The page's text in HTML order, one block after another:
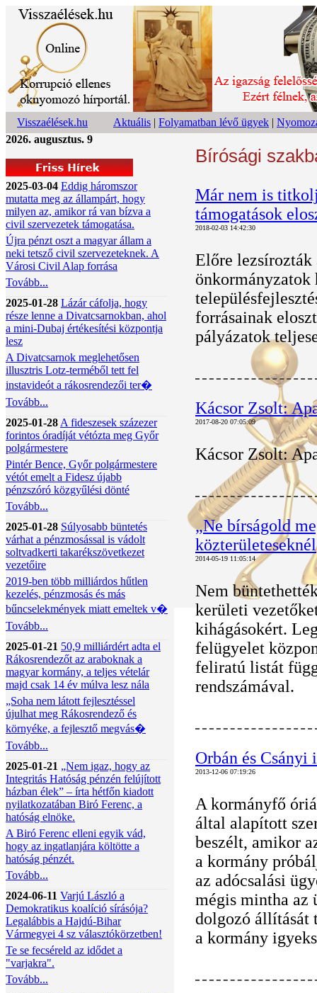
Visszaélések.hu Aktuális | Folyamatban lévő ügyek |
2026. augusztus. 9
2025-03-04 Eddig háromszor
mutatta meg az állampárt, hogy
milyen az, amikor rá van bízva a
civil szervezetek támogatása.
Újra pénzt oszt a magyar állam a
neki tetsző civil szervezeteknek. A
Városi Civil Alap forrása
Tovább...
2025-01-28 Lázár cáfolja, hogy
része lenne a Divatcsarnokban, ahol
a mini-Dubaj értékesítési központja
lesz
A Divatcsarnok meglehetősen
illusztris Lotz-terméből tett fel
instavideót a rákosrendezői ter�
Tovább...
2025-01-28 A fideszesek százezer
forintos óradíját vétózta meg Győr
polgármestere
Pintér Bence, Győr polgármestere
vétót emelt a Fidesz újabb
pénzszóró közgyűlési dönté
Tovább...
2025-01-28 Súlyosabb büntetés
várhat a pénzmosással is vádolt
soltvadkerti takarékszövetkezet
vezetőire
2019-ben több milliárdos hűtlen
kezelés, pénzmosás és más
bűncselekmények miatt emeltek v�
Tovább...
2025-01-21 50,9 milliárdért adta el
Rákosrendezőt az araboknak a
magyar kormány, a teljes vételár
majd csak 14 év múlva lesz nála
„Soha nem látott fejlesztéssel
újulhat meg Rákosrendező és
környéke, a fejlesztő megvás�
Tovább...
2025-01-21 „Nem igaz, hogy az
Integritás Hatóság pénzén felújított
házban élek” – írta hétfőn kiadott
nyilatkozatában Biró Ferenc, a
hatóság elnöke.
A Biró Ferenc elleni egyik vád,
hogy az ingatlanjára költötte a
hatóság pénzét.
Tovább...
2024-06-11 Varjú László a
Demokratikus koalíció sírásója?
Legalábbis a Hajdú-Bihar
Vármegyei 4 sz választókörzetben!
Te se fecséreld az idődet a
"varjakra".
Tovább...
Bírósági
Már nem is
támogatások
2018-02-03 14:42:30
Előre lezsírozták
önkormányzatok
forrásainak
pályázatok
Kácsor Zsolt:
2017-08-20 07:05:09
Kácsor Zsolt:
„Ne bírságold
közterületeseknél
2014-05-19 11:05:14
Nem
kerületi
kihágásokért.
felügyelet
feliratú listát
rendszámával.
Orbán és Csányi
2013-12-06 07:19:26
A kormányfő
által alapított
beszélt, amikor
a kormány
az adócsalási
mégis mintha az
dolgozó állítását
a kormány